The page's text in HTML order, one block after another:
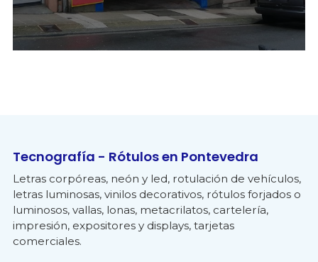
Tecnografía - Rótulos en Pontevedra
Letras corpóreas, neón y led, rotulación de vehículos,
letras luminosas, vinilos decorativos, rótulos forjados o
luminosos, vallas, lonas, metacrilatos, cartelería,
impresión, expositores y displays, tarjetas
comerciales.